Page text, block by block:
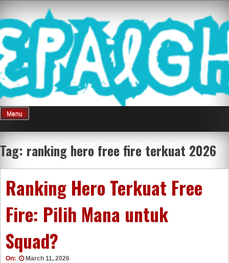
content
Mnepalghopa
Review Game
Terkini Paling
Seluruh Di
Indonesia
Menu
Tag: ranking hero free fire terkuat 2026
Ranking Hero Terkuat Free
Fire: Pilih Mana untuk
Squad?
On: March 11, 2026